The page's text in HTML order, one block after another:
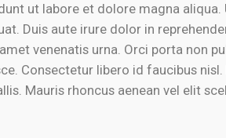
ut labore et dolore magna aliqua.
Duis aute irure dolor in
venenatis urna. Orci porta non
Consectetur libero id faucibus
Mauris rhoncus aenean vel elit